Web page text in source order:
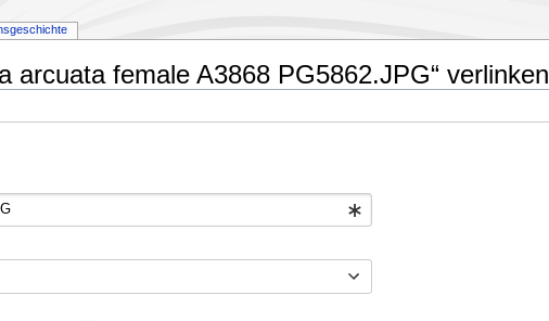
arcuata female A3868 PG5862.JPG“ verlinken